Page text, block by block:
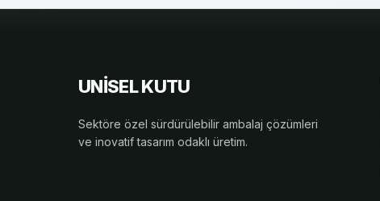
UNİSEL KUTU
Sektöre özel sürdürülebilir ambalaj çözümleri
ve inovatif tasarım odaklı üretim.